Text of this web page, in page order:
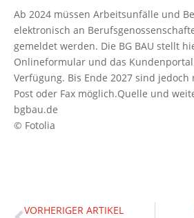
Ab 2024 müssen Arbeitsunfälle und
elektronisch an
gemeldet werden. Die BG BAU stellt
Onlineformular und das Kundenportal
Verfügung. Bis Ende 2027 sind
Post oder Fax möglich.Quelle und
bgbau.de
© Fotolia
VORHERIGER ARTIKEL